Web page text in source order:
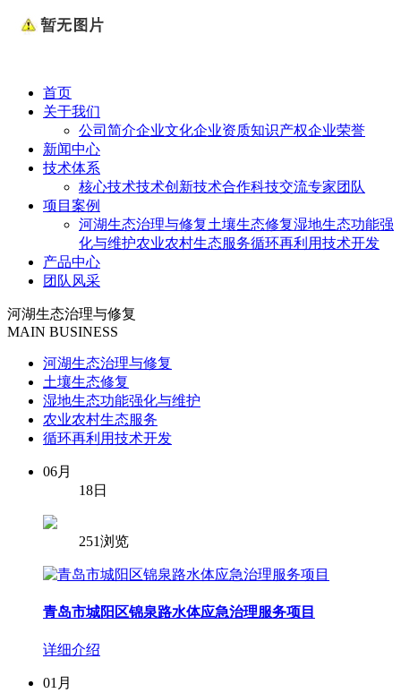
首页
关于我们
公司简介企业文化企业资质知识产权企业荣誉
新闻中心
技术体系
核心技术技术创新技术合作科技交流专家团队
项目案例
河湖生态治理与修复土壤生态修复湿地生态功能强
化与维护农业农村生态服务循环再利用技术开发
产品中心
团队风采
河湖生态治理与修复
MAIN BUSINESS
河湖生态治理与修复
土壤生态修复
湿地生态功能强化与维护
农业农村生态服务
循环再利用技术开发
06月
18日
251浏览
青岛市城阳区锦泉路水体应急治理服务项目
详细介绍
01月